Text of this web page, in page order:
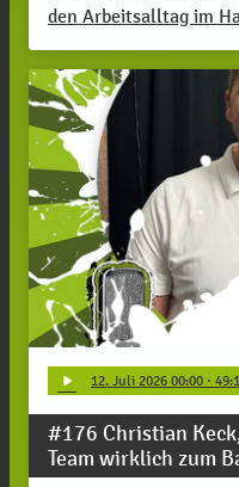
den Arbeitsalltag im
play_arrow 12. Juli 2026 00:00 ·
#176 Christian
Team wirklich zum